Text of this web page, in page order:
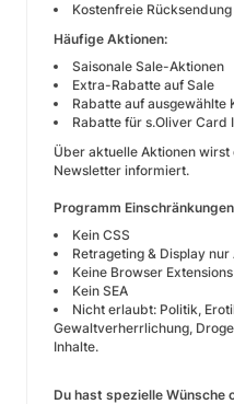
Kostenfreie
Häufige Aktionen:
Saisonale Sale-Aktionen
Extra-Rabatte auf Sale
Rabatte auf ausgewählte
Rabatte für s.Oliver Card
Über aktuelle Aktionen
Newsletter informiert.
Programm
Kein CSS
Retrageting & Display nur
Keine Browser Extensions
Kein SEA
Nicht erlaubt: Politik,
Gewaltverherrlichung,
Inhalte.
Du hast spezielle Wünsche